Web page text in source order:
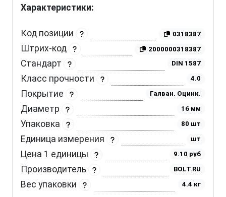
Характеристики:
Код позиции 0318387
Штрих-код 2000000318387
Стандарт DIN 1587
Класс прочности 4.0
Покрытие Галван. Оцинк.
Диаметр 16 мм
Упаковка 80 шт
Единица измерения шт
Цена 1 единицы 9.10 руб
Производитель BOLT.RU
Вес упаковки 4.4 кг